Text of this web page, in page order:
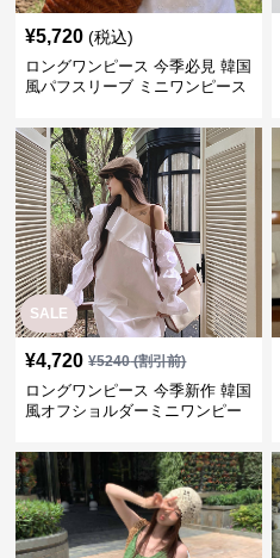
¥5,720 (税込)
ロングワンピース 今季必見 韓国
風パフスリーブ ミニワンピース
SALE
¥4,720 ¥5240(割引前)
ロングワンピース 今季新作 韓国
風オフショルダーミニワンピー